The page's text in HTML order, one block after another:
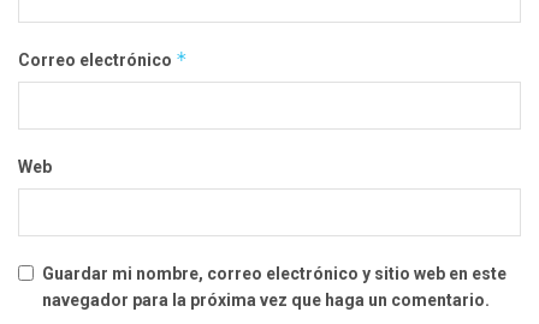
Correo electrónico *
Web
Guardar mi nombre, correo electrónico y sitio web en este
navegador para la próxima vez que haga un comentario.